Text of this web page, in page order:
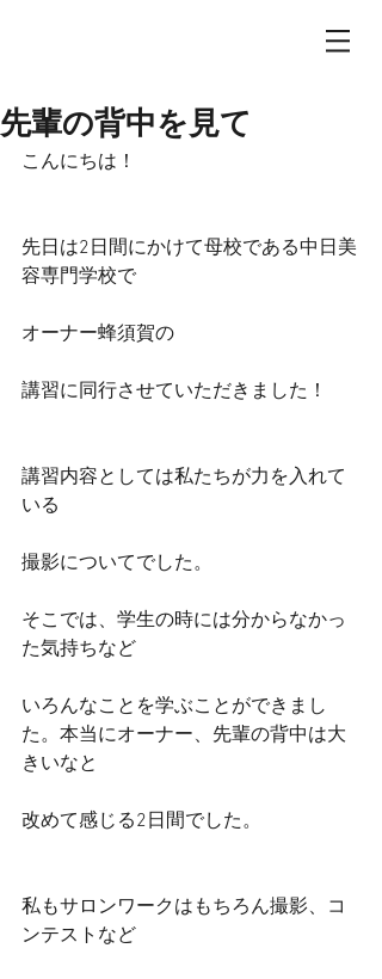
先輩の背中を見て
こんにちは！
先日は2日間にかけて母校である中日美
容専門学校で
オーナー蜂須賀の
講習に同行させていただきました！
講習内容としては私たちが力を入れて
いる
撮影についてでした。
そこでは、学生の時には分からなかっ
た気持ちなど
いろんなことを学ぶことができまし
た。本当にオーナー、先輩の背中は大
きいなと
改めて感じる2日間でした。
私もサロンワークはもちろん撮影、コ
ンテストなど